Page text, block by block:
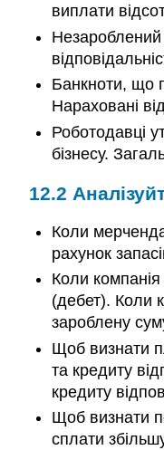
виплати
Незароблений
Банкноти, що
Нараховані
Роботодавці
бізнесу.
12.2
Коли
рахунок
Коли компанія
(дебет). Коли
зароблену
Щоб визнати
та кредиту
кредиту
Щоб визнати
сплати